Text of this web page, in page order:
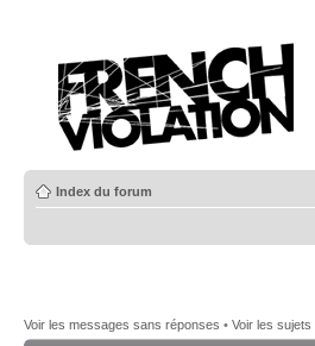
Index du forum
Voir les messages sans réponses • Voir les sujets